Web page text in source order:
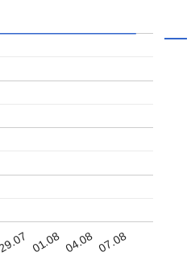
01.08 04.08 07.08